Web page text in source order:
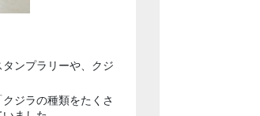
ンプラリーや、クジ
ジラの種類をたくさ